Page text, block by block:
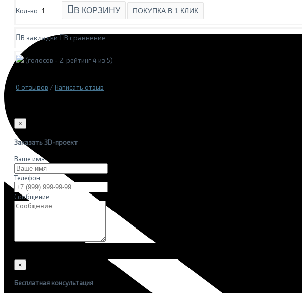
Кол-во В КОРЗИНУ ПОКУПКА В 1 КЛИК
В закладки В сравнение
(голосов - 2, рейтинг4 из 5)
0 отзывов / Написать отзыв
×
Заказать 3D-проект
Ваше имя
Телефон
Сообщение
×
Бесплатная консультация